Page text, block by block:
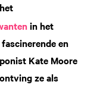
in het
en
Kate Moore
ze als